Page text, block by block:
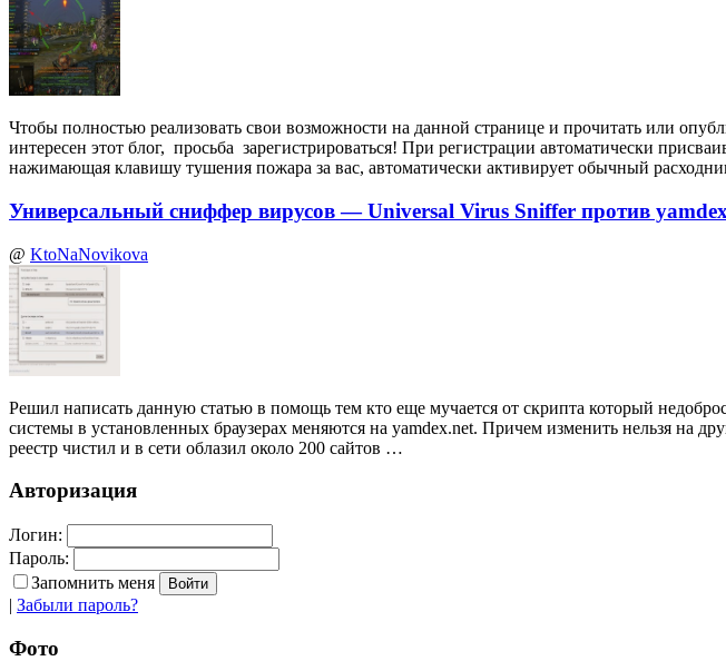
Чтобы полностью реализовать свои возможности на данной странице и прочитать или
интересен этот блог, просьба зарегистрироваться! При регистрации автоматически
нажимающая клавишу тушения пожара за вас, автоматически активирует обычный
Универсальный сниффер вирусов — Universal Virus Sniffer против
@ KtoNaNovikova
Решил написать данную статью в помощь тем кто еще мучается от скрипта который
системы в установленных браузерах меняются на yamdex.net. Причем изменить нельзя на
реестр чистил и в сети облазил около 200 сайтов …
Авторизация
Логин:
Пароль:
Запомнить меня
| Забыли пароль?
Фото